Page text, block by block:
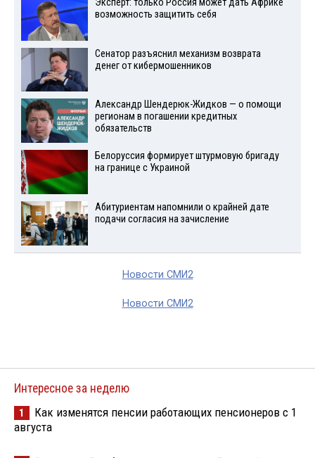
возможность защитить себя
Сенатор разъяснил механизм возврата
денег от кибермошенников
Александр Шендерюк-Жидков — о помощи
регионам в погашении кредитных
обязательств
Белоруссия формирует штурмовую бригаду
на границе с Украиной
Абитуриентам напомнили о крайней дате
подачи согласия на зачисление
Новости СМИ2
Новости СМИ2
Интересное за неделю
1
Как изменятся пенсии работающих пенсионеров с 1
августа